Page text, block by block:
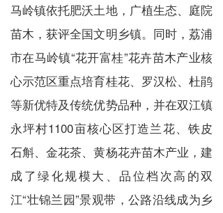
马岭镇依托肥沃土地，广植生态、庭院
苗木，获评全国文明乡镇。同时，荔浦
市在马岭镇“花开富桂”花卉苗木产业核
心示范区重点培育桂花、罗汉松、杜鹃
等新优特及传统优势品种，并在双江镇
永坪村1100亩核心区打造兰花、铁皮
石斛、金花茶、黄杨花卉苗木产业，建
成了绿化规模大、品位档次高的双
江“壮锦兰园”景观带，公路沿线成为乡